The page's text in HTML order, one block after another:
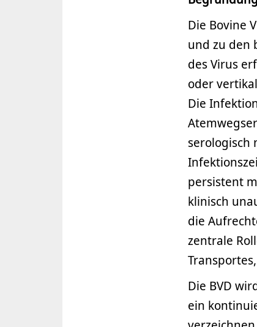
Die Bovine
und zu den
des Virus
oder
Die
serologisch
persistent
klinisch
die
zentrale
Die BVD
ein